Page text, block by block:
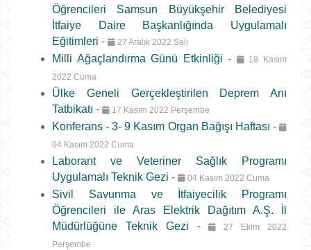
Öğrencileri Samsun Büyükşehir Belediyesi
İtfaiye Daire Başkanlığında Uygulamalı
Eğitimleri - 27 Aralık 2022 Salı
Milli Ağaçlandırma Günü Etkinliği-
18 Kasım
2022 Cuma
Ülke Geneli Gerçekleştirilen Deprem Anı
Tatbikatı - 17 Kasım 2022 Perşembe
Konferans - 3- 9 Kasım Organ Bağışı Haftası -
04 Kasım 2022 Cuma
Laborant ve Veteriner Sağlık Programı
Uygulamalı Teknik Gezi - 04 Kasım 2022 Cuma
Sivil Savunma ve İtfaiyecilik Programı
Öğrencileri ile Aras Elektrik Dağıtım A.Ş. İl
Müdürlüğüne Teknik Gezi -
27 Ekim 2022
Perşembe